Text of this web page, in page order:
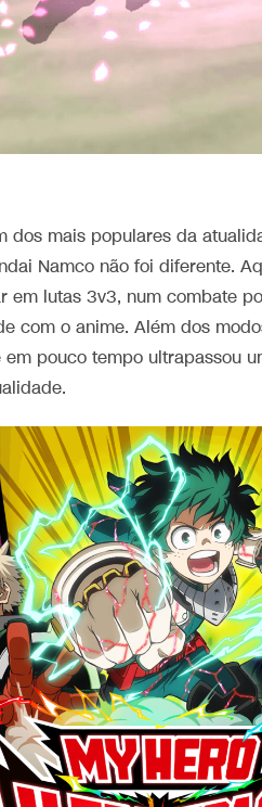
dos mais populares da
Namco não foi diferente.
em lutas 3v3, num combate
com o anime. Além dos
pouco tempo ultrapassou